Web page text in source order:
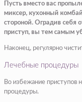
Пусть вместо вас
миксер, кухонный
стороной. Оградив себя
приступ, вы тем самым
Наконец, регулярно
Лечебные процедуры
Во избежание приступов
процедуры.